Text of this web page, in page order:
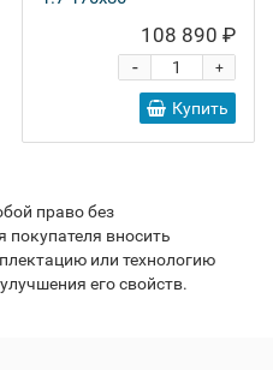
108 890 ₽
+
-
Купить
право без
покупателя вносить
или технологию
его свойств.